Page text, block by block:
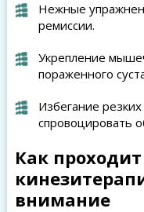
Нежные
ремиссии.
Укрепление
пораженного
Избегание
спровоцировать
Как
внимание